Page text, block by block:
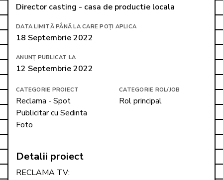
Director casting - casa de productie locala
DATA LIMITĂ PÂNĂ LA CARE POȚI APLICA
18 Septembrie 2022
ANUNȚ PUBLICAT LA
12 Septembrie 2022
CATEGORIE PROIECT
Reclama - Spot
Publicitar cu Sedinta
Foto
CATEGORIE ROL/JOB
Rol principal
Detalii proiect
RECLAMA TV: